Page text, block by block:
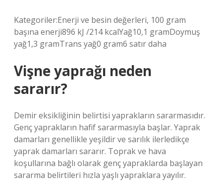
Kategoriler:Enerji ve besin değerleri, 100 gram
başına enerji896 kJ /214 kcalYağ10,1 gramDoymuş
yağ1,3 gramTrans yağ0 gram6 satır daha
Vişne yaprağı neden
sararır?
Demir eksikliğinin belirtisi yaprakların sararmasıdır.
Genç yaprakların hafif sararmasıyla başlar. Yaprak
damarları genellikle yeşildir ve sarılık ilerledikçe
yaprak damarları sararır. Toprak ve hava
koşullarına bağlı olarak genç yapraklarda başlayan
sararma belirtileri hızla yaşlı yapraklara yayılır.